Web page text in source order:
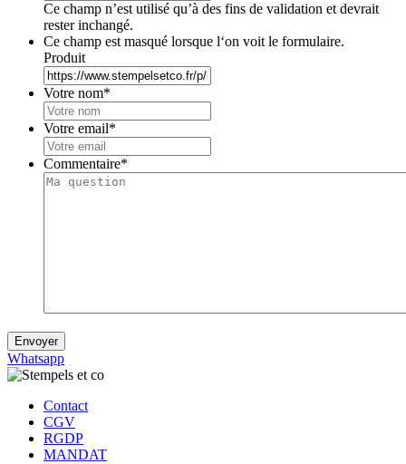
Ce champ n’est utilisé qu’à des fins de validation et devrait
rester inchangé.
Ce champ est masqué lorsque l‘on voit le formulaire.
Produit
Votre nom*
Votre email*
Commentaire*
Envoyer
Whatsapp
Contact
CGV
RGDP
MANDAT